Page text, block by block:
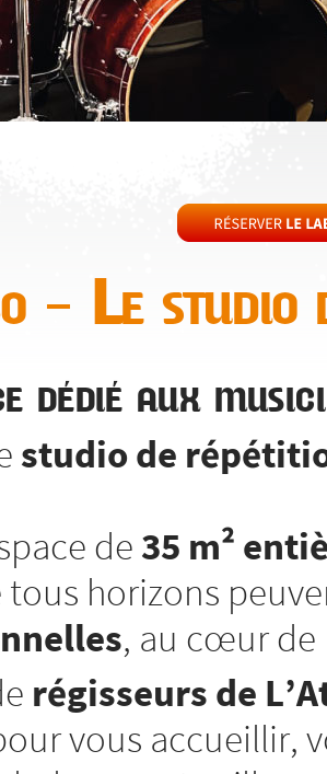
– Le studio
dédié aux
studio de
de 35 m²
tous horizons
, au cœur de
régisseurs de
vous accueillir,